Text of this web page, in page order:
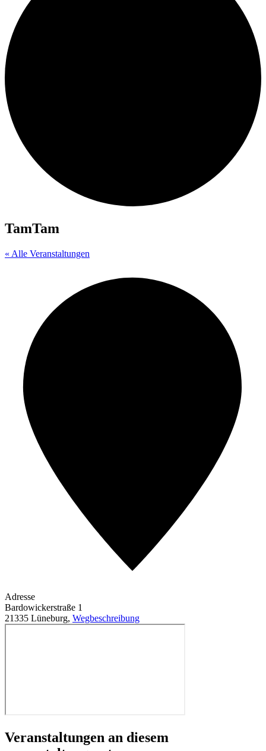
TamTam
« Alle Veranstaltungen
Adresse
Bardowickerstraße 1
21335 Lüneburg, Wegbeschreibung
Veranstaltungen an diesem